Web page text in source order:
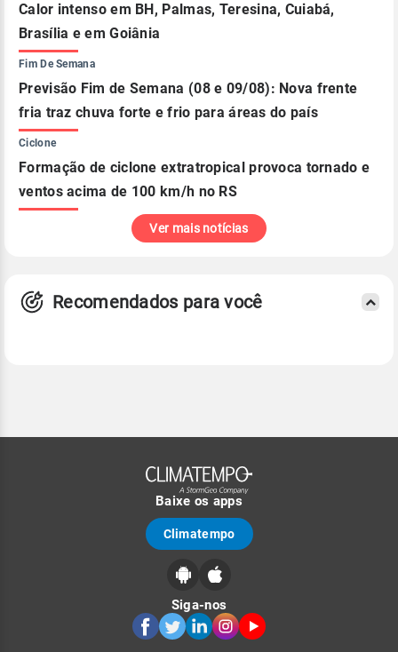
Calor intenso em BH, Palmas, Teresina, Cuiabá,
Brasília e em Goiânia
Fim De Semana
Previsão Fim de Semana (08 e 09/08): Nova frente
fria traz chuva forte e frio para áreas do país
Ciclone
Formação de ciclone extratropical provoca tornado e
ventos acima de 100 km/h no RS
Ver mais notícias
Recomendados para você
Baixe os apps
Climatempo
Siga-nos